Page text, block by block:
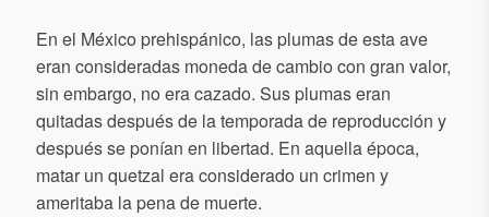
En el México prehispánico, las plumas de esta ave
eran consideradas moneda de cambio con gran valor,
sin embargo, no era cazado. Sus plumas eran
quitadas después de la temporada de reproducción y
después se ponían en libertad. En aquella época,
matar un quetzal era considerado un crimen y
ameritaba la pena de muerte.